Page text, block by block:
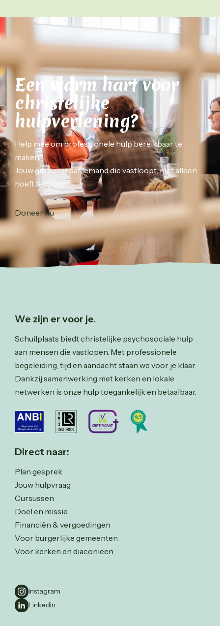
Een warm hart voor
christelijke
hulpverlening?
Help mee om professionele hulp bereikbaar te
maken.
Jouw gift zorgt dat iemand die vastloopt, niet alleen
hoeft te blijven.
Doneer nu
We zijn er voor je.
Schuilplaats biedt christelijke psychosociale hulp
aan mensen die vastlopen. Met professionele
begeleiding, tijd en aandacht staan we voor je klaar.
Dankzij samenwerking met kerken en lokale
netwerken is onze hulp toegankelijk en betaalbaar.
Direct naar:
Plan gesprek
Jouw hulpvraag
Cursussen
Doel en missie
Financiën & vergoedingen
Voor burgerlijke gemeenten
Voor kerken en diaconieen
Instagram
Linkedin